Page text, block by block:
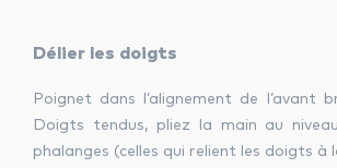
Délier les doigts
Poignet dans l’alignement de l’avant
Doigts tendus, pliez la main au
phalanges (celles qui relient les doigts à